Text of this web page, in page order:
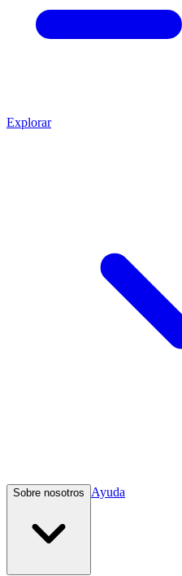
Explorar
Sobre nosotros Ayuda